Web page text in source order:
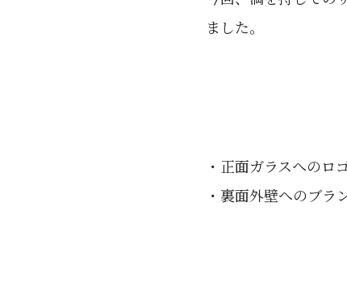
ました。
・正面ガラスへのロ
・裏面外壁へのブラ